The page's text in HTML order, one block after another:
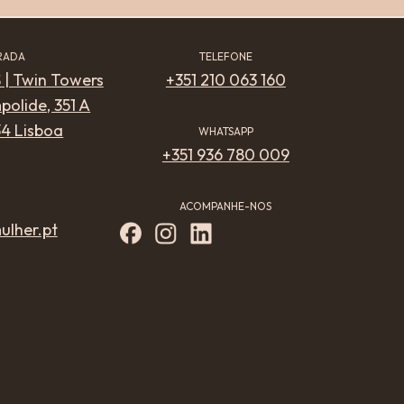
| Twin Towers
351 A
Lisboa
TELEFONE
+351 210 063 160
WHATSAPP
+351 936 780 009
ACOMPANHE-NOS